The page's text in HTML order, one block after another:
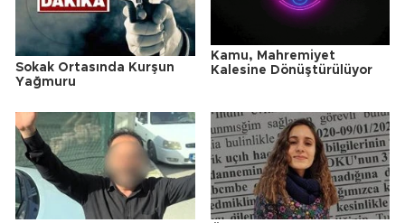
Sokak Ortasında Kurşun
Yağmuru
Kamu, Mahremiyet
Kalesine Dönüştürülüyor